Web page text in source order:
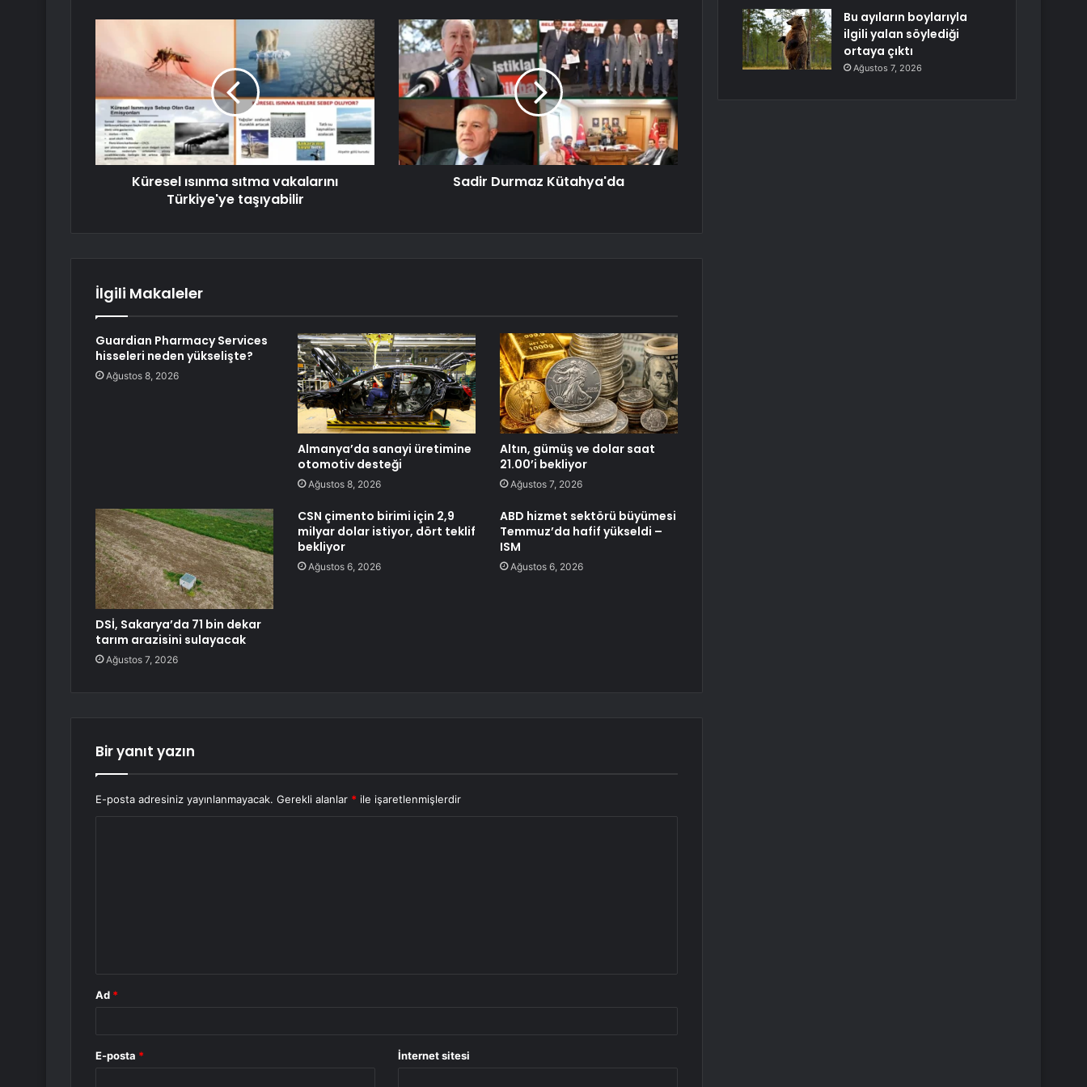
Küresel ısınma sıtma vakalarını
Türkiye'ye taşıyabilir
Sadir Durmaz Kütahya'da
İlgili Makaleler
Guardian Pharmacy Services
hisseleri neden yükselişte?
Ağustos 8, 2026
Almanya’da sanayi üretimine
otomotiv desteği
Ağustos 8, 2026
Altın, gümüş ve dolar saat
21.00’i bekliyor
Ağustos 7, 2026
DSİ, Sakarya’da 71 bin dekar
tarım arazisini sulayacak
Ağustos 7, 2026
CSN çimento birimi için 2,9
milyar dolar istiyor, dört teklif
bekliyor
Ağustos 6, 2026
ABD hizmet sektörü büyümesi
Temmuz’da hafif yükseldi –
ISM
Ağustos 6, 2026
Bir yanıt yazın
E-posta adresiniz yayınlanmayacak. Gerekli alanlar * ile işaretlenmişlerdir
Ad *
E-posta * İnternet sitesi
Bu ayıların boylarıyla
ilgili yalan söylediği
ortaya çıktı
Ağustos 7, 2026